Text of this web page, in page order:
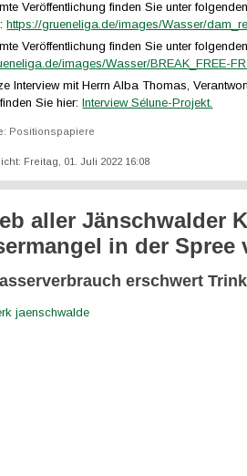
Veröffentlichung finden Sie unter
https://grueneliga.de/images/Wasser/
Veröffentlichung finden Sie unter
images/Wasser/BREAK_FREE-
Interview mit Herrn Alba Thomas,
Sie hier:Interview Sélune-Projekt.
Positionspapiere
Freitag, 01. Juli 2022 16:08
aller Jänschwalder
in der Spree
erschwert